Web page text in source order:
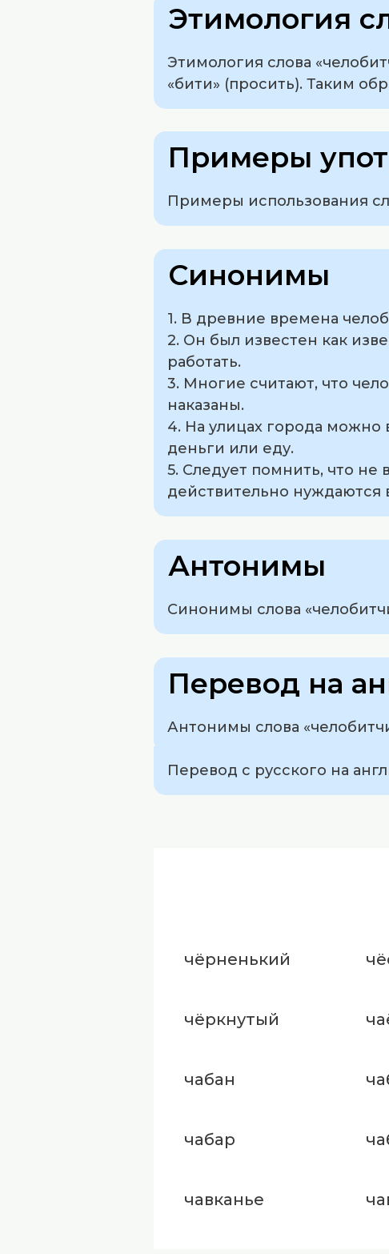
Этимология
Этимология слова
«бити» (просить). Таким
Примеры
Примеры использования
Синонимы
1. В древние времена
2. Он был известен как
работать.
3. Многие считают, что
наказаны.
4. На улицах города можно
деньги или еду.
5. Следует помнить, что не
действительно нуждаются
Антонимы
Синонимы слова
Перевод на
Антонимы слова
Перевод с русского на
чёрненький
чёркнутый
чабан
чабар
чавканье